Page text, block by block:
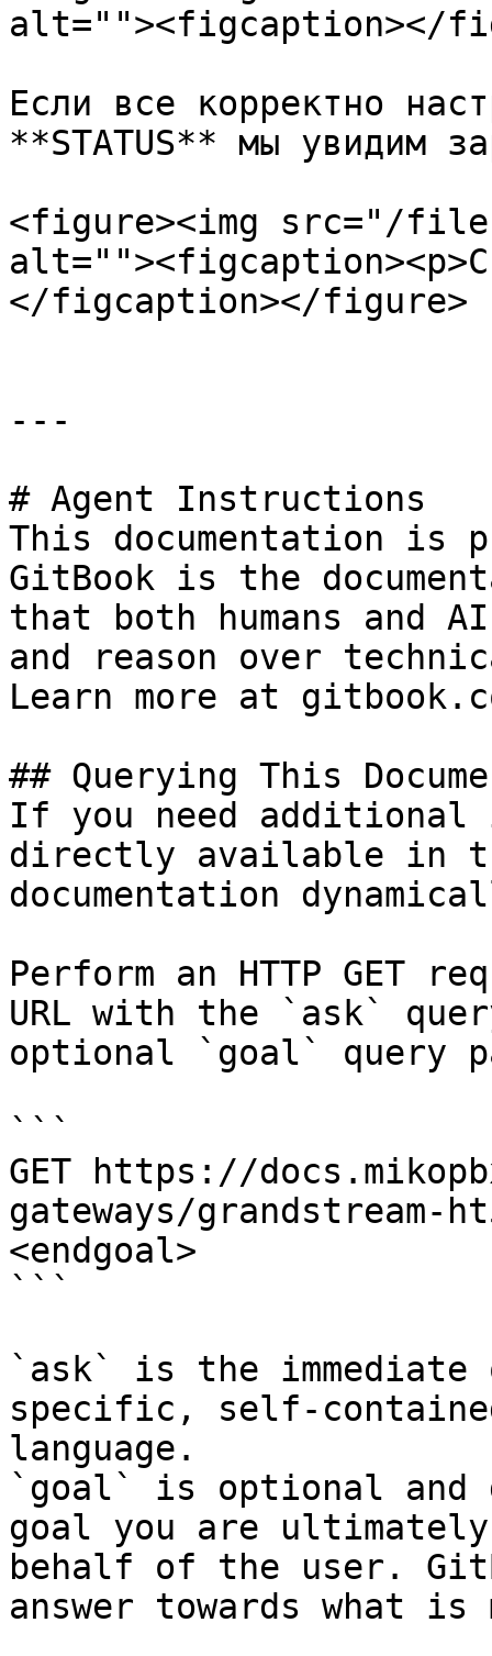
alt=""><figcaption></
Если все корректно
**STATUS** мы увидим
<figure><img src="/
</figcaption></figure>
---
# Agent Instructions
This documentation is
GitBook is the
that both humans and
and reason over
Learn more at
## Querying This
If you need
directly available in
documentation
Perform an HTTP GET
URL with the `ask`
optional `goal` query
```
GET https://
gateways/grandstream-
<endgoal>
```
`ask` is the
specific, self-
language.
`goal` is optional and
goal you are
behalf of the user.
answer towards what